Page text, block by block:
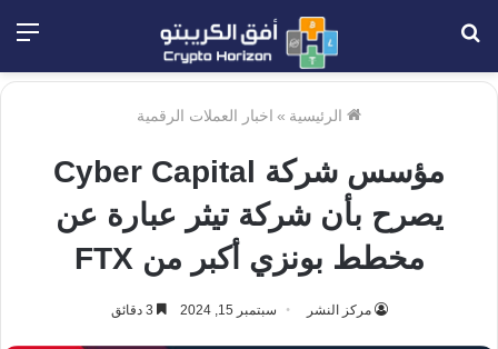
الرئيسية » اخبار العملات الرقمية
مؤسس شركة Cyber Capital
يصرح بأن شركة تيثر عبارة عن
مخطط بونزي أكبر من FTX
مركز النشر سبتمبر 15, 2024